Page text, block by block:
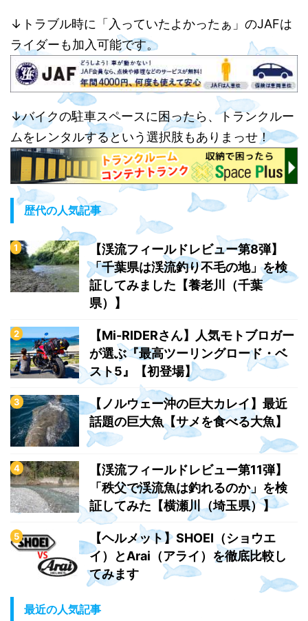
↓トラブル時に「入っていたよかったぁ」のJAFは
ライダーも加入可能です。
↓バイクの駐車スペースに困ったら、トランクルー
ムをレンタルするという選択肢もありまっせ！
歴代の人気記事
【渓流フィールドレビュー第8弾】
「千葉県は渓流釣り不毛の地」を検
証してみました【養老川（千葉
県）】
【Mi-RIDERさん】人気モトブロガー
が選ぶ『最高ツーリングロード・ベ
スト5』【初登場】
【ノルウェー沖の巨大カレイ】最近
話題の巨大魚【サメを食べる大魚】
【渓流フィールドレビュー第11弾】
「秩父で渓流魚は釣れるのか」を検
証してみた【横瀬川（埼玉県）】
【ヘルメット】SHOEI（ショウエ
イ）とArai（アライ）を徹底比較し
てみます
最近の人気記事